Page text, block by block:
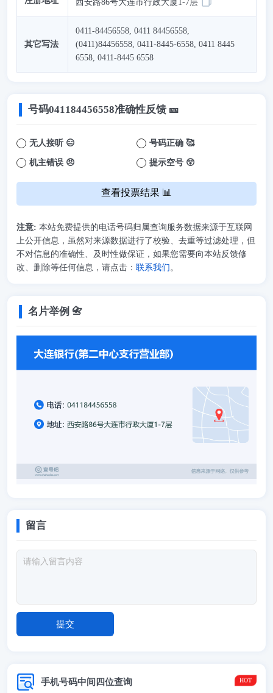
西安路86号大连市行政大厦1-7层
其它写法
0411-84456558, 0411 84456558,
(0411)84456558, 0411-8445-6558, 0411 8445
6558, 0411-8445 6558
号码041184456558准确性反馈 🎫
无人接听 😑 号码正确 🥰
机主错误 😠 提示空号 😲
查看投票结果 📊
注意: 本站免费提供的电话号码归属查询服务数据来源于互联网
上公开信息，虽然对来源数据进行了校验、去重等过滤处理，但
不对信息的准确性、及时性做保证，如果您需要向本站反馈修
改、删除等任何信息，请点击： 联系我们 。
名片举例 📇
留言
手机号码中间四位查询